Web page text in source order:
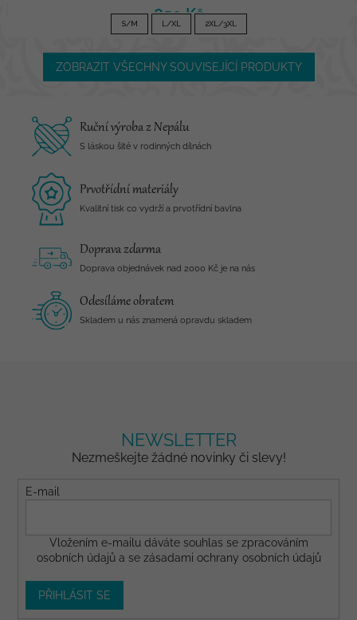
850 Kč
S/M L/XL 2XL/3XL
ZOBRAZIT VŠECHNY SOUVISEJÍCÍ PRODUKTY
Ruční výroba z Nepálu
S láskou šité v rodinných dílnách
Prvotřídní materiály
Kvalitní tisk co vydrží a prvotřídní bavlna
Doprava zdarma
Doprava objednávek nad 2000 Kč je na nás
Odesíláme obratem
Skladem u nás znamená opravdu skladem
NEWSLETTER
Nezmeškejte žádné novinky či slevy!
E-mail
Vložením e-mailu dáváte souhlas se zpracováním
osobních údajů a se zásadami ochrany osobních údajů
PŘIHLÁSIT SE